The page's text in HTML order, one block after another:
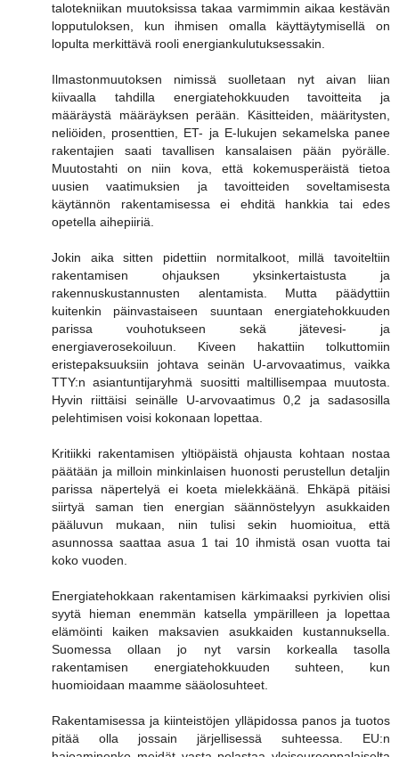
talotekniikan muutoksissa takaa varmimmin aikaa kestävän
lopputuloksen, kun ihmisen omalla käyttäytymisellä on
lopulta merkittävä rooli energiankulutuksessakin.
Ilmastonmuutoksen nimissä suolletaan nyt aivan liian
kiivaalla tahdilla energiatehokkuuden tavoitteita ja
määräystä määräyksen perään. Käsitteiden, määritysten,
neliöiden, prosenttien, ET- ja E-lukujen sekamelska panee
rakentajien saati tavallisen kansalaisen pään pyörälle.
Muutostahti on niin kova, että kokemusperäistä tietoa
uusien vaatimuksien ja tavoitteiden soveltamisesta
käytännön rakentamisessa ei ehditä hankkia tai edes
opetella aihepiiriä.
Jokin aika sitten pidettiin normitalkoot, millä tavoiteltiin
rakentamisen ohjauksen yksinkertaistusta ja
rakennuskustannusten alentamista. Mutta päädyttiin
kuitenkin päinvastaiseen suuntaan energiatehokkuuden
parissa vouhotukseen sekä jätevesi- ja
energiaverosekoiluun. Kiveen hakattiin tolkuttomiin
eristepaksuuksiin johtava seinän U-arvovaatimus, vaikka
TTY:n asiantuntijaryhmä suositti maltillisempaa muutosta.
Hyvin riittäisi seinälle U-arvovaatimus 0,2 ja sadasosilla
pelehtimisen voisi kokonaan lopettaa.
Kritiikki rakentamisen yltiöpäistä ohjausta kohtaan nostaa
päätään ja milloin minkinlaisen huonosti perustellun detaljin
parissa näpertelyä ei koeta mielekkäänä. Ehkäpä pitäisi
siirtyä saman tien energian säännöstelyyn asukkaiden
pääluvun mukaan, niin tulisi sekin huomioitua, että
asunnossa saattaa asua 1 tai 10 ihmistä osan vuotta tai
koko vuoden.
Energiatehokkaan rakentamisen kärkimaaksi pyrkivien olisi
syytä hieman enemmän katsella ympärilleen ja lopettaa
elämöinti kaiken maksavien asukkaiden kustannuksella.
Suomessa ollaan jo nyt varsin korkealla tasolla
rakentamisen energiatehokkuuden suhteen, kun
huomioidaan maamme sääolosuhteet.
Rakentamisessa ja kiinteistöjen ylläpidossa panos ja tuotos
pitää olla jossain järjellisessä suhteessa. EU:n